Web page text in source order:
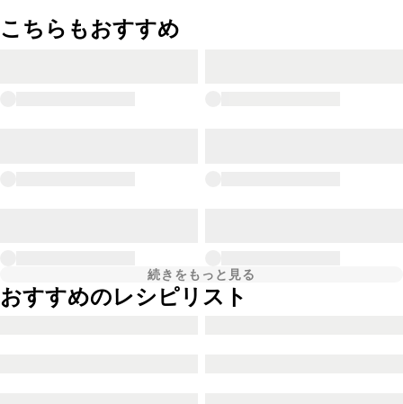
こちらもおすすめ
続きをもっと見る
おすすめのレシピリスト